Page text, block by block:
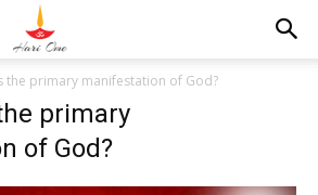
the primary manifestation of God?
primary
of God?